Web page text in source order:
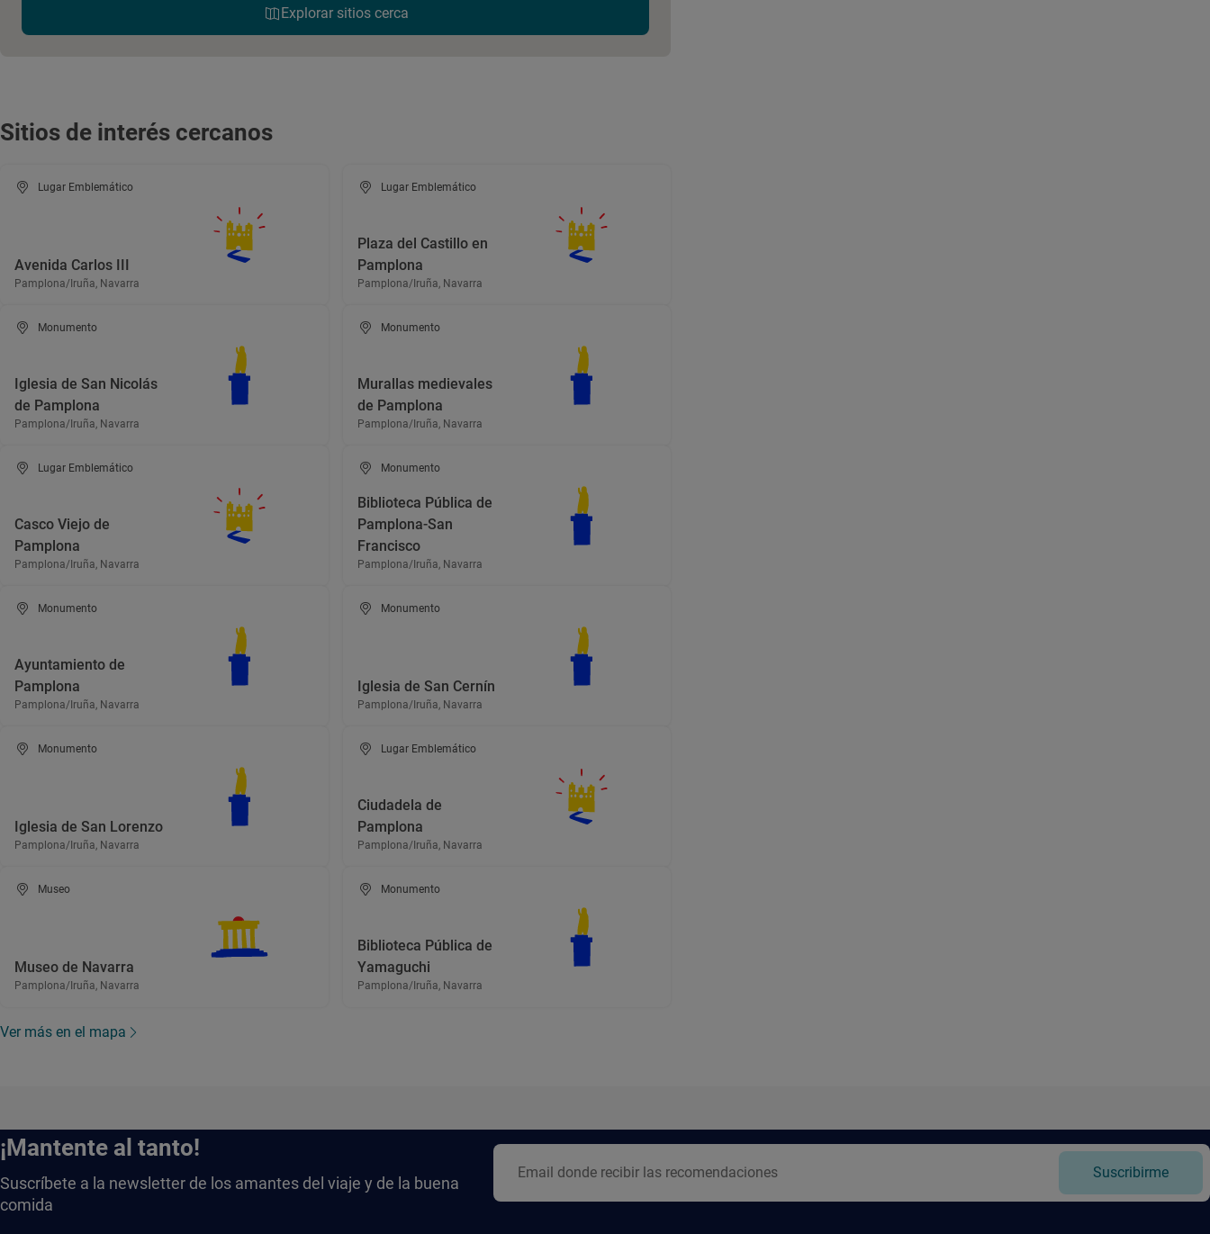
Explorar sitios cerca
Sitios de interés cercanos
Lugar Emblemático
Avenida Carlos III
Pamplona/Iruña, Navarra
Lugar Emblemático
Plaza del Castillo en
Pamplona
Pamplona/Iruña, Navarra
Monumento
Iglesia de San Nicolás
de Pamplona
Pamplona/Iruña, Navarra
Monumento
Murallas medievales
de Pamplona
Pamplona/Iruña, Navarra
Lugar Emblemático
Casco Viejo de
Pamplona
Pamplona/Iruña, Navarra
Monumento
Biblioteca Pública de
Pamplona-San
Francisco
Pamplona/Iruña, Navarra
Monumento
Ayuntamiento de
Pamplona
Pamplona/Iruña, Navarra
Monumento
Iglesia de San Cernín
Pamplona/Iruña, Navarra
Monumento
Iglesia de San Lorenzo
Pamplona/Iruña, Navarra
Lugar Emblemático
Ciudadela de
Pamplona
Pamplona/Iruña, Navarra
Museo
Museo de Navarra
Pamplona/Iruña, Navarra
Monumento
Biblioteca Pública de
Yamaguchi
Pamplona/Iruña, Navarra
Ver más en el mapa
¡Mantente al tanto!
Suscríbete a la newsletter de los amantes del viaje y de la buena
comida
Suscribirme